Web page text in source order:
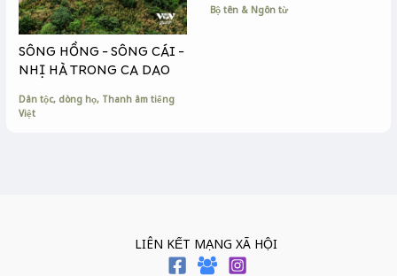
SÔNG HỒNG – SÔNG CÁI –
NHỊ HÀ TRONG CA DAO
Dân tộc, dòng họ, Thanh âm tiếng
Việt
Bộ tên & Ngôn từ
LIÊN KẾT MẠNG XÃ HỘI